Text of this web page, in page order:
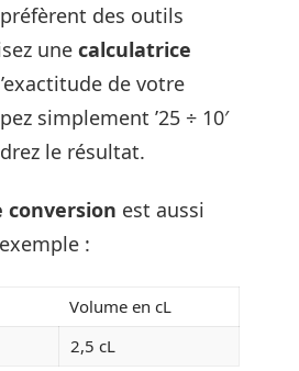
des outils
une calculatrice
de votre
simplement ’25 ÷ 10′
le résultat.
conversion est aussi
:
Volume en cL
2,5 cL